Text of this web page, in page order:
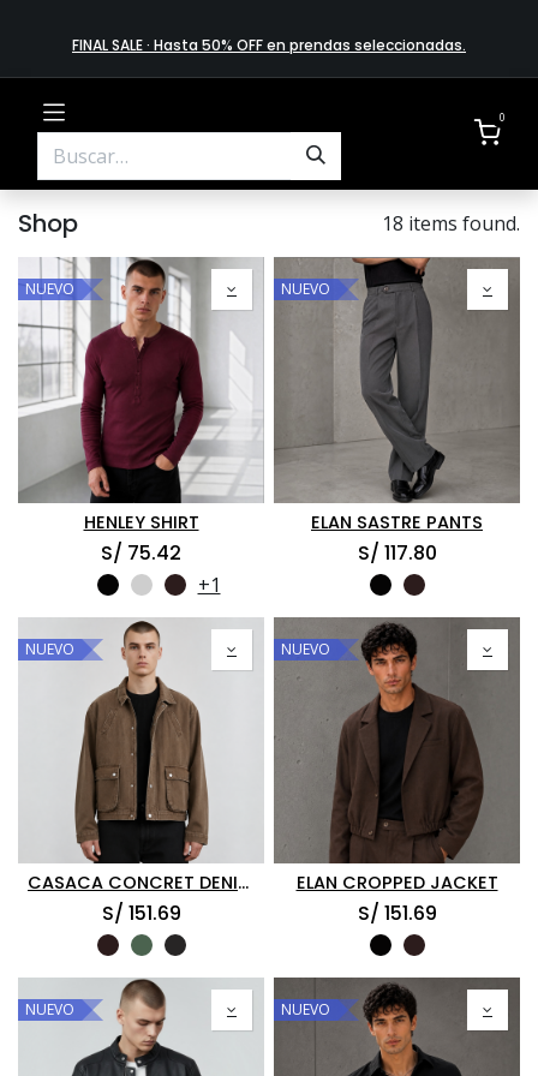
FINAL SALE · Hasta 50% OFF en prendas​ selecciona​das.
0
Shop 18 items found.
NUEVO
HENLEY SHIRT
S/ 75.42
+1
NUEVO
ELAN SASTRE PANTS
S/ 117.80
NUEVO
CASACA CONCRET DENIM BOXY
S/ 151.69
NUEVO
ELAN CROPPED JACKET
S/ 151.69
NUEVO NUEVO